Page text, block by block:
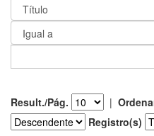
Result./Pág. |
Registro(s)